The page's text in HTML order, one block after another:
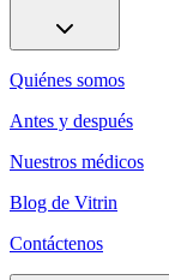
Quiénes somos
Antes y después
Nuestros médicos
Blog de Vitrin
Contáctenos